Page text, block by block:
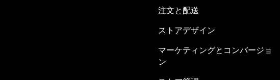
注文と配送
ストアデザイン
マーケティングとコンバージョ
ン